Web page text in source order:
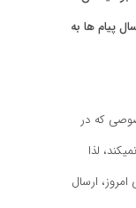
پیام ها به
که در
لذا
ارسال